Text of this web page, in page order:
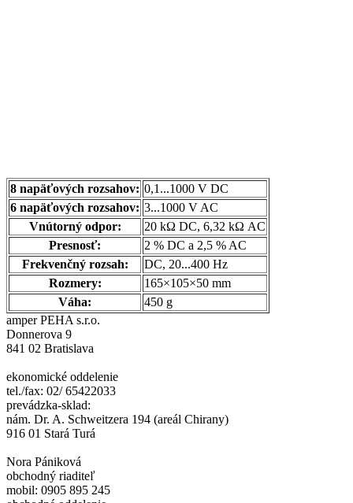
8 napäťových rozsahov: 0,1...1000 V DC
6 napäťových rozsahov: 3...1000 V AC
Vnútorný odpor:
20 kΩ DC, 6,32 kΩ AC
Presnosť:
2 % DC a 2,5 % AC
Frekvenčný rozsah:
DC, 20...400 Hz
Rozmery:
165×105×50 mm
Váha:
450 g
amper PEHA s.r.o.
Donnerova 9
841 02 Bratislava
ekonomické oddelenie
tel./fax: 02/ 65422033
prevádzka-sklad:
nám. Dr. A. Schweitzera 194 (areál Chirany)
916 01 Stará Turá
Nora Pániková
obchodný riaditeľ
mobil: 0905 895 245